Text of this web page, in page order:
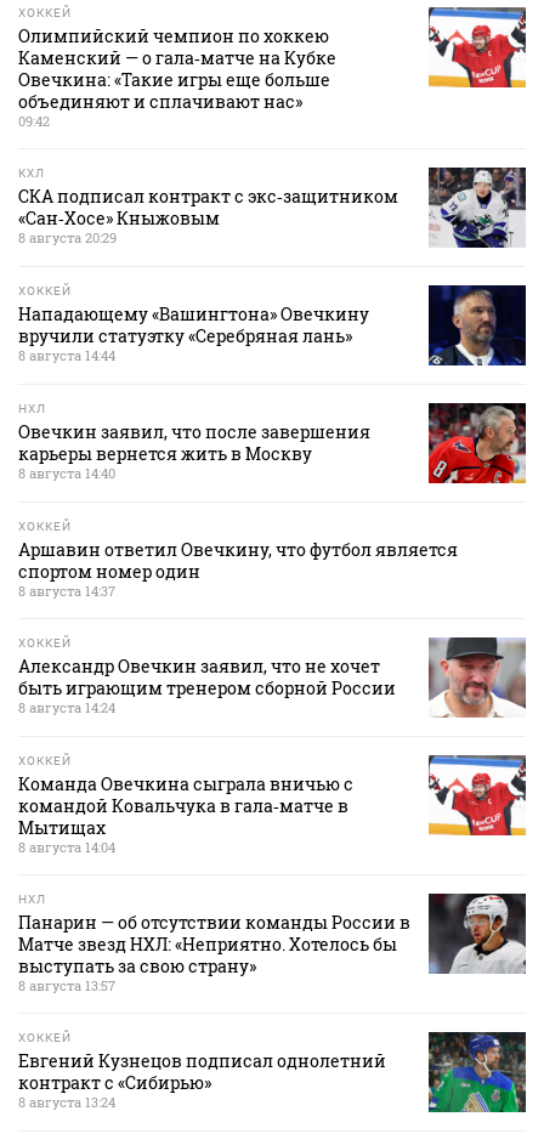
ХОККЕЙ
Олимпийский чемпион по хоккею
Каменский — о гала‑матче на Кубке
Овечкина: «Такие игры еще больше
объединяют и сплачивают нас»
09:42
КХЛ
СКА подписал контракт с экс‑защитником
«Сан‑Хосе» Кныжовым
8 августа 20:29
ХОККЕЙ
Нападающему «Вашингтона» Овечкину
вручили статуэтку «Серебряная лань»
8 августа 14:44
НХЛ
Овечкин заявил, что после завершения
карьеры вернется жить в Москву
8 августа 14:40
ХОККЕЙ
Аршавин ответил Овечкину, что футбол является
спортом номер один
8 августа 14:37
ХОККЕЙ
Александр Овечкин заявил, что не хочет
быть играющим тренером сборной России
8 августа 14:24
ХОККЕЙ
Команда Овечкина сыграла вничью с
командой Ковальчука в гала‑матче в
Мытищах
8 августа 14:04
НХЛ
Панарин — об отсутствии команды России в
Матче звезд НХЛ: «Неприятно. Хотелось бы
выступать за свою страну»
8 августа 13:57
ХОККЕЙ
Евгений Кузнецов подписал однолетний
контракт с «Сибирью»
8 августа 13:24